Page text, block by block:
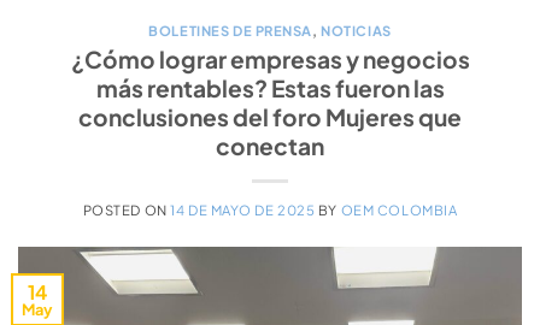
BOLETINES DE PRENSA,NOTICIAS
¿Cómo lograr empresas y negocios
más rentables? Estas fueron las
conclusiones del foro Mujeres que
conectan
POSTED ON14 DE MAYO DE 2025 BY OEM COLOMBIA
14
May